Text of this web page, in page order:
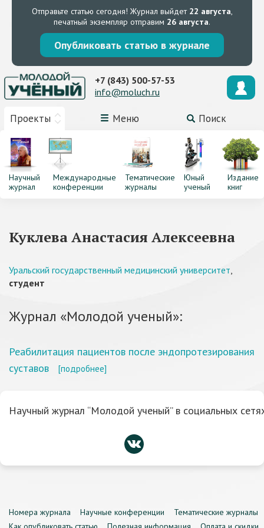
Отправьте статью сегодня! Журнал выйдет 22 августа,
печатный экземпляр отправим 26 августа.
Опубликовать статью в журнале
Проекты Меню Поиск
+7 (843) 500-57-53
info@moluch.ru
Научный
журнал
Международные
конференции
Тематические
журналы
Юный
ученый
Издание
книг
Куклева Анастасия Алексеевна
Уральский государственный медицинский университет,
студент
Журнал «Молодой ученый»:
Реабилитация пациентов после эндопротезирования
суставов
[подробнее]
Научный журнал “Молодой ученый” в социальных
Номера журнала Научные конференции
Тематические журналы